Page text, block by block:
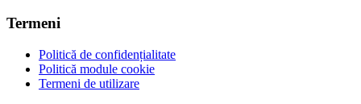
Termeni
Politică de confidențialitate
Politică module cookie
Termeni de utilizare